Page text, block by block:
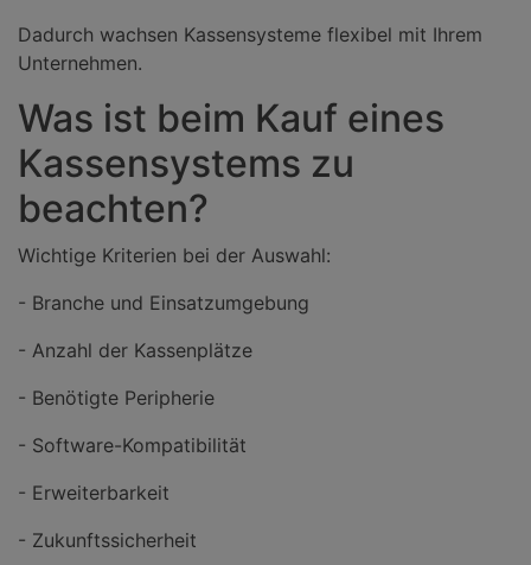
Dadurch wachsen Kassensysteme flexibel mit Ihrem
Unternehmen.
Was ist beim Kauf eines
Kassensystems zu
beachten?
Wichtige Kriterien bei der Auswahl:
- Branche und Einsatzumgebung
- Anzahl der Kassenplätze
- Benötigte Peripherie
- Software-Kompatibilität
- Erweiterbarkeit
- Zukunftssicherheit